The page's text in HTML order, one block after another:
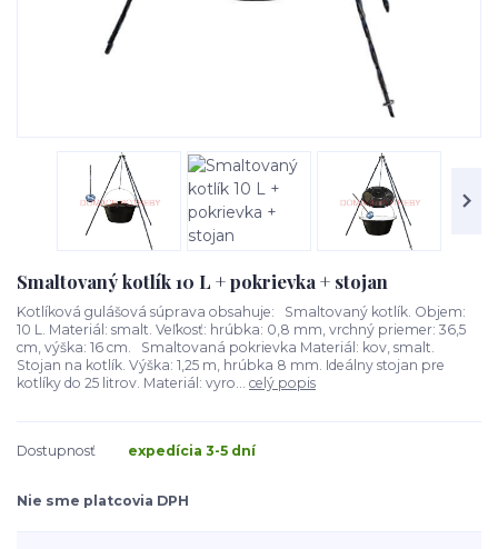
Smaltovaný kotlík 10 L + pokrievka + stojan
Kotlíková gulášová súprava obsahuje: Smaltovaný kotlík. Objem:
10 L. Materiál: smalt. Veľkosť: hrúbka: 0,8 mm, vrchný priemer: 36,5
cm, výška: 16 cm. Smaltovaná pokrievka Materiál: kov, smalt.
Stojan na kotlík. Výška: 1,25 m, hrúbka 8 mm. Ideálny stojan pre
kotlíky do 25 litrov. Materiál: vyro... celý popis
Dostupnosť expedícia 3-5 dní
Nie sme platcovia DPH